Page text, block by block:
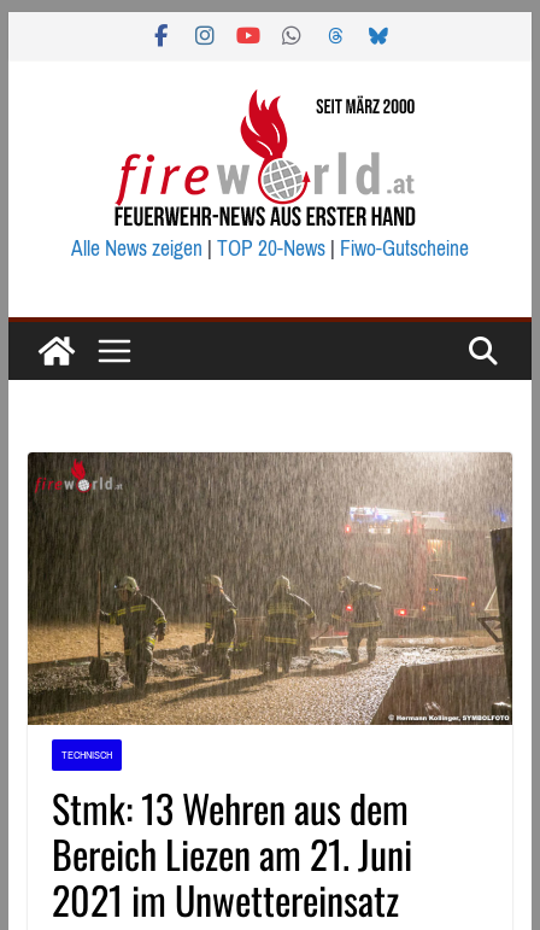
Alle News zeigen|TOP 20-News|Fiwo-Gutscheine
TECHNISCH
Stmk: 13 Wehren aus dem
Bereich Liezen am 21. Juni
2021 im Unwettereinsatz